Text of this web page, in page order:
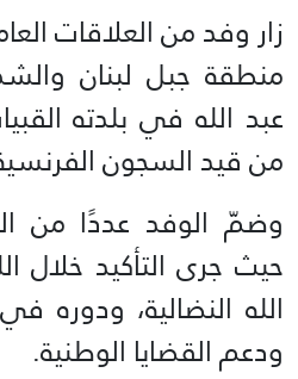
زار وفد من العلاقات
منطقة جبل لبنان
عبد الله في بلدته
من قيد السجون
وضمّ الوفد عددًا من
حيث جرى التأكيد خلال
الله النضالية، ودوره
ودعم القضايا الوطنية.